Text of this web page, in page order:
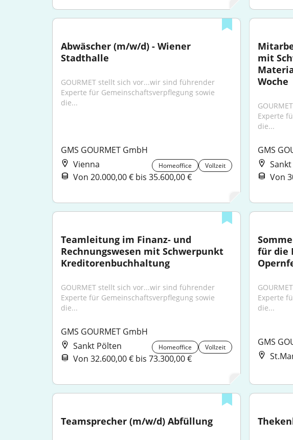
Abwäscher (m/w/d) - Wiener
Stadthalle
GOURMET stellt sich vor...wir sind führender
Experte für Gemeinschaftsverpflegung sowie
die...
GMS GOURMET GmbH
Vienna
Homeoffice Vollzeit
Von 20.000,00 € bis 35.600,00 €
mit
Woche
Experte
die...
GMS
Von
Teamleitung im Finanz- und
Rechnungswesen mit Schwerpunkt
Kreditorenbuchhaltung
GOURMET stellt sich vor...wir sind führender
Experte für Gemeinschaftsverpflegung sowie
die...
GMS GOURMET GmbH
Sankt Pölten
Homeoffice Vollzeit
Von 32.600,00 € bis 73.300,00 €
für die
Experte
die...
GMS
Teamsprecher (m/w/d) Abfüllung